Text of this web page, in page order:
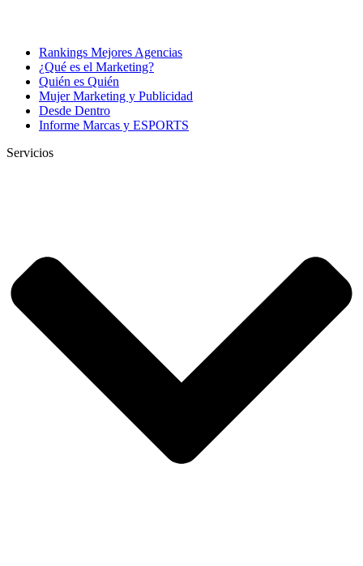
Rankings Mejores Agencias
¿Qué es el Marketing?
Quién es Quién
Mujer Marketing y Publicidad
Desde Dentro
Informe Marcas y ESPORTS
Servicios